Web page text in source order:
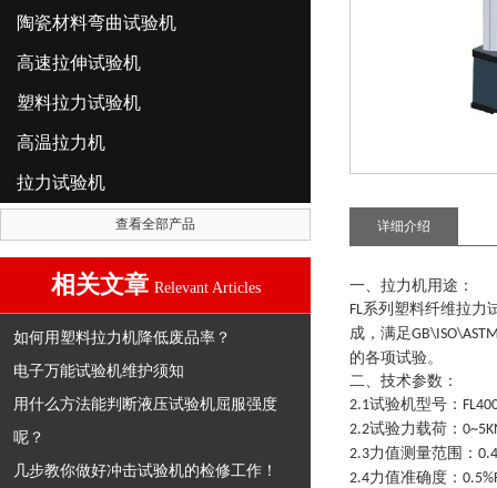
陶瓷材料弯曲试验机
高速拉伸试验机
塑料拉力试验机
高温拉力机
拉力试验机
查看全部产品
相关文章 Relevant Articles
如何用塑料拉力机降低废品率？
电子万能试验机维护须知
用什么方法能判断液压试验机屈服强度
呢？
几步教你做好冲击试验机的检修工作！
详细介绍
一、拉力机用途：
FL系列 塑料纤维拉力
成，满足
的各项试验。
二、技术参数 ：
2.1试验机型号：
2.2试验力载荷：
2.3力值测量范围：
2.4力值准确度：